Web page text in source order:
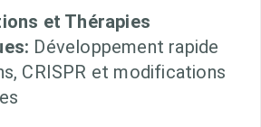
et Thérapies
Développement rapide
CRISPR et modifications